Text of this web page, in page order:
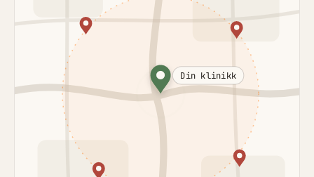
Din klinikk